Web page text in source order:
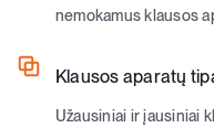
nemokamus klausos
Klausos aparatų
Užausiniai ir įausiniai